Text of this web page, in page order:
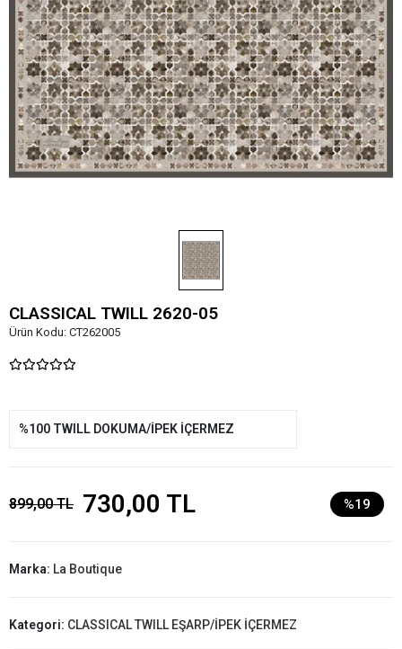
CLASSICAL TWILL 2620-05
Ürün Kodu: CT262005
%100 TWILL DOKUMA/İPEK İÇERMEZ
899,00 TL 730,00 TL %19
Marka: La Boutique
Kategori: CLASSICAL TWILL EŞARP/İPEK İÇERMEZ